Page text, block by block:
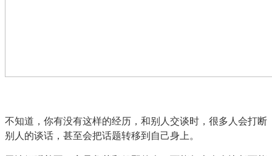
不知道，你有没有这样的经历，和别人交谈时，很多人会打断
别人的谈话，甚至会把话题转移到自己身上。